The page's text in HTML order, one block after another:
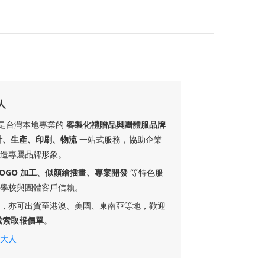
台灣本地專業的 客製化禮贈品與團體服品牌
、生產、印刷、物流一站式服務，協助企業
專屬品牌形象。
加工、似顏繪插畫、專案開發 等特色服
校與團體客戶信賴。
亦可出貨至港澳、美國、東南亞等地，歡迎
取報價單。
人